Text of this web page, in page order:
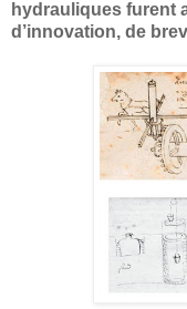
hydrauliques furent
d’innovation, de